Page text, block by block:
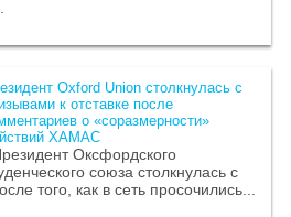
Oxford Union столкнулась с
к отставке после
о «соразмерности»
ХАМАС
Оксфордского
союза столкнулась с
того, как в сеть просочились...